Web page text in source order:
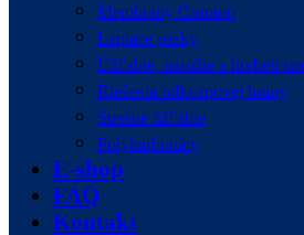
Membrány Corotop
Lepiace pásky
Úžľabie, nárožie a hrebeň
Riešenia odkvapovej hrany
Strešné úžľabie
Polykarbonáty
E-shop
FAQ
Kontakt